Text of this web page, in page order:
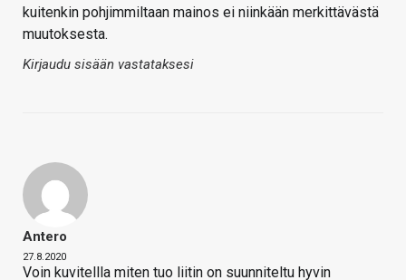
kuitenkin pohjimmiltaan mainos ei niinkään merkittävästä
muutoksesta.
Kirjaudu sisään vastataksesi
Antero
27.8.2020
Voin kuvitellla miten tuo liitin on suunniteltu hyvin